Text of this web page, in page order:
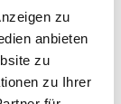
zu
anbieten
zu
zu Ihrer
E-